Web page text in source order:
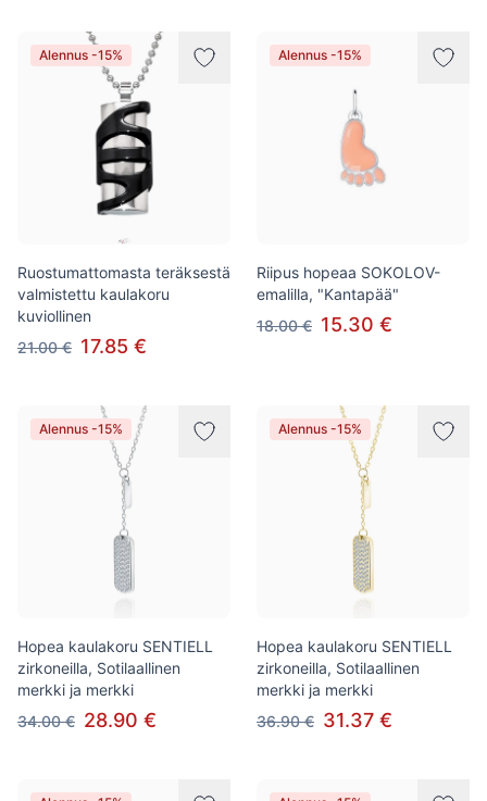
Alennus -15%
Ruostumattomasta teräksestä
valmistettu kaulakoru
kuviollinen
21.00 € 17.85 €
Alennus -15%
Riipus hopeaa SOKOLOV-
emalilla, "Kantapää"
18.00 € 15.30 €
Alennus -15%
Hopea kaulakoru SENTIELL
zirkoneilla, Sotilaallinen
merkki ja merkki
34.00 € 28.90 €
Alennus -15%
Hopea kaulakoru SENTIELL
zirkoneilla, Sotilaallinen
merkki ja merkki
36.90 € 31.37 €